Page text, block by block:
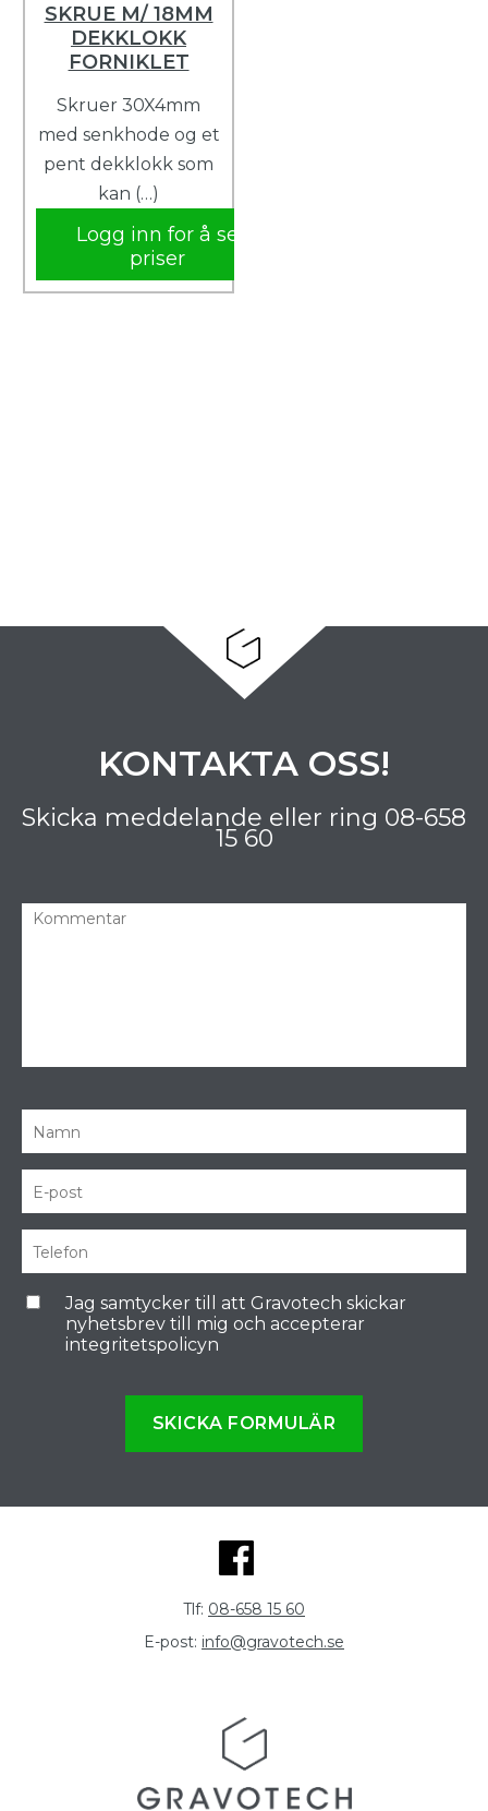
SKRUE M/ 18MM
DEKKLOKK
FORNIKLET
Skruer 30X4mm
med senkhode og et
pent dekklokk som
kan (…)
Logg inn for å se
priser
KONTAKTA OSS!
Skicka meddelande eller ring 08-658
15 60
Jag samtycker till att Gravotech skickar
nyhetsbrev till mig och accepterar
integritetspolicyn
SKICKA FORMULÄR
Tlf: 08-658 15 60
E-post: info@gravotech.se